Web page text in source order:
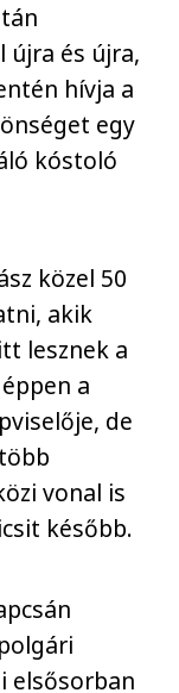
újra és újra,
hívja a
egy
kóstoló
közel 50
akik
lesznek a
a
de
vonal is
később.
elsősorban